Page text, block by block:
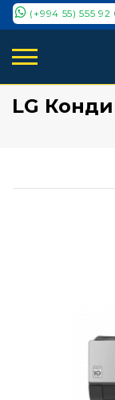
(+994 55) 555 92
LG